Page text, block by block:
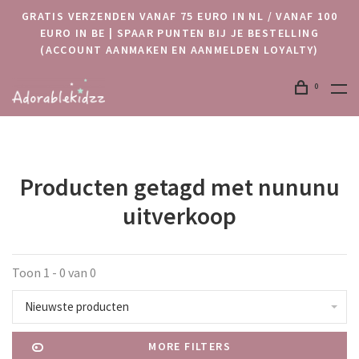
GRATIS VERZENDEN VANAF 75 EURO IN NL / VANAF 100
EURO IN BE | SPAAR PUNTEN BIJ JE BESTELLING
(ACCOUNT AANMAKEN EN AANMELDEN LOYALTY)
0
Producten getagd met nununu
uitverkoop
Toon 1 - 0 van 0
Nieuwste producten
MORE FILTERS